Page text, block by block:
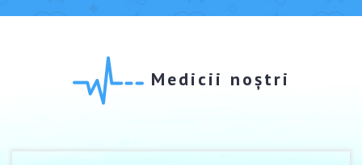
Medicii noștri